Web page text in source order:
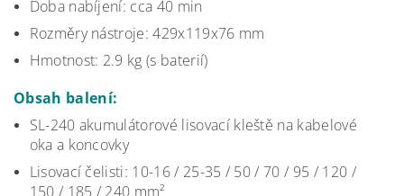
Doba nabíjení: cca 40 min
Rozměry nástroje: 429x119x76 mm
Hmotnost: 2.9 kg (s baterií)
Obsah balení:
SL-240 akumulátorové lisovací kleště na kabelové
oka a koncovky
Lisovací čelisti: 10-16 / 25-35 / 50 / 70 / 95 / 120 /
150 / 185 / 240 mm²